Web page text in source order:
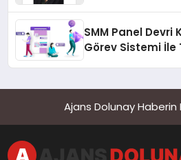
SMM Panel Devri
Görev Sistemi İle
Ajans Dolunay Haberin